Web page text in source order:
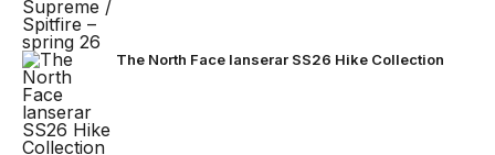
The North Face lanserar SS26 Hike Collection